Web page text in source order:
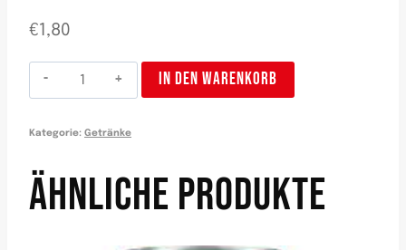
€1,80
Aquarius
Naranja
IN DEN WARENKORB
Kategorie: Getränke
ÄHNLICHE PRODUKTE